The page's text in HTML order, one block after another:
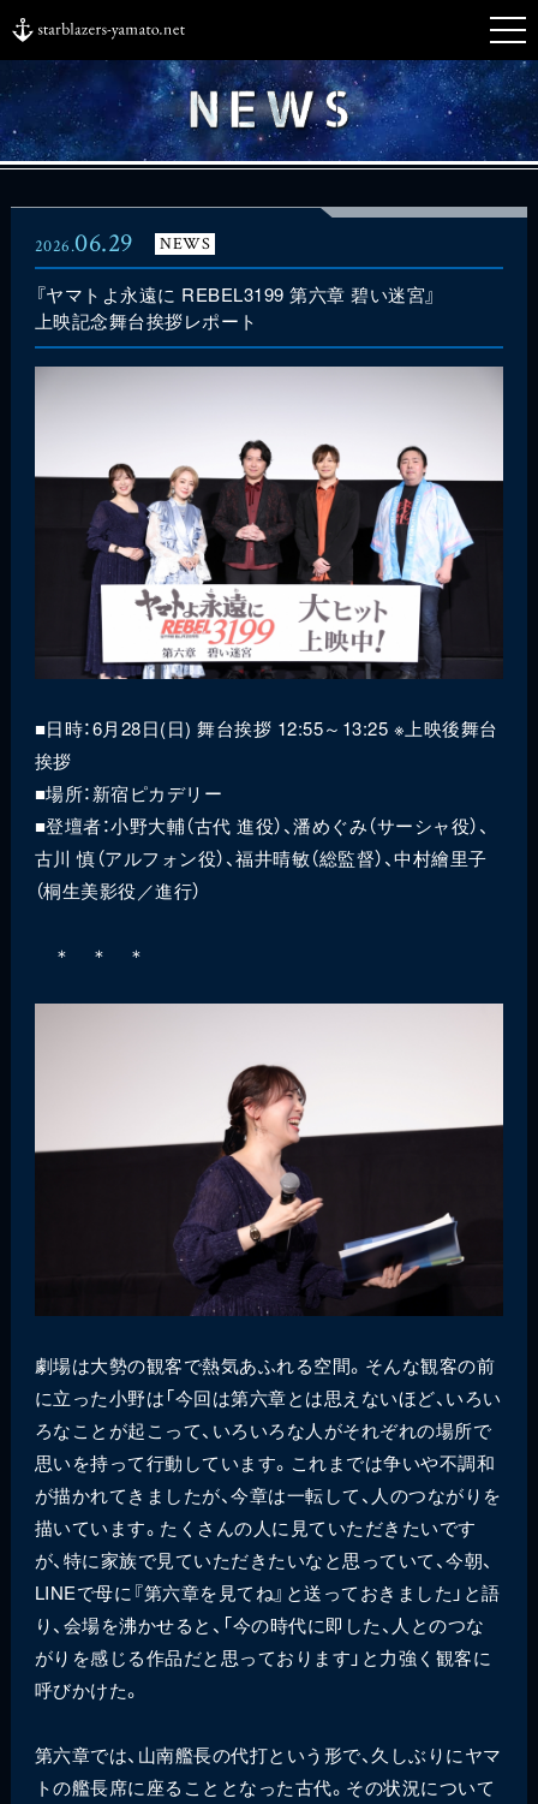
2026.06.29 NEWS
『ヤマトよ永遠に REBEL3199 第六章 碧い迷宮』
上映記念舞台挨拶レポート
■日時：6月28日(日) 舞台挨拶 12:55～13:25 ※上映後舞台
挨拶
■場所：新宿ピカデリー
■登壇者：小野大輔（古代 進役）、潘めぐみ（サーシャ役）、
古川 慎（アルフォン役）、福井晴敏（総監督）、中村繪里子
（桐生美影役／進行）
＊ ＊ ＊
劇場は大勢の観客で熱気あふれる空間。そんな観客の前
に立った小野は「今回は第六章とは思えないほど、いろい
ろなことが起こって、いろいろな人がそれぞれの場所で
思いを持って行動しています。これまでは争いや不調和
が描かれてきましたが、今章は一転して、人のつながりを
描いています。たくさんの人に見ていただきたいです
が、特に家族で見ていただきたいなと思っていて、今朝、
LINEで母に『第六章を見てね』と送っておきました」と語
り、会場を沸かせると、「今の時代に即した、人とのつな
がりを感じる作品だと思っております」と力強く観客に
呼びかけた。
第六章では、山南艦長の代打という形で、久しぶりにヤマ
トの艦長席に座ることとなった古代。その状況について